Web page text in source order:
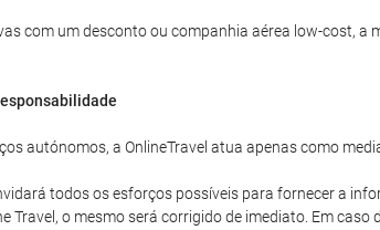
com um desconto ou companhia aérea low-cost, a
autónomos, a OnlineTravel atua apenas como
todos os esforços possíveis para fornecer a
Travel, o mesmo será corrigido de imediato. Em